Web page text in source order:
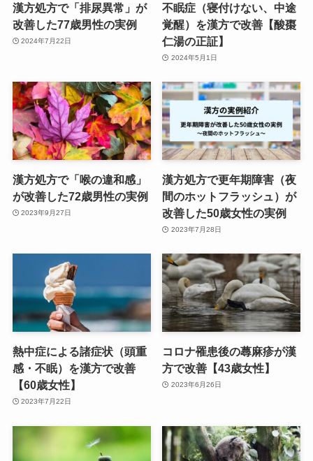
漢方処方で「排尿異常」が
改善した77歳男性の実例
2024年7月22日
不眠症（寝付けない、中途
覚醒）を漢方で改善【酸棗
仁湯の正証】
2024年5月1日
漢方処方で「喉の違和感」
が改善した72歳男性の実例
2023年9月27日
漢方処方で更年期障害（夜
間のホットフラッシュ）が
改善した50歳女性の実例
2023年7月28日
熱中症による諸症状（頭重
感・不眠）を漢方で改善
【60歳女性】
2023年7月22日
コロナ罹患後の蕁麻疹が漢
方で改善【43歳女性】
2023年6月26日